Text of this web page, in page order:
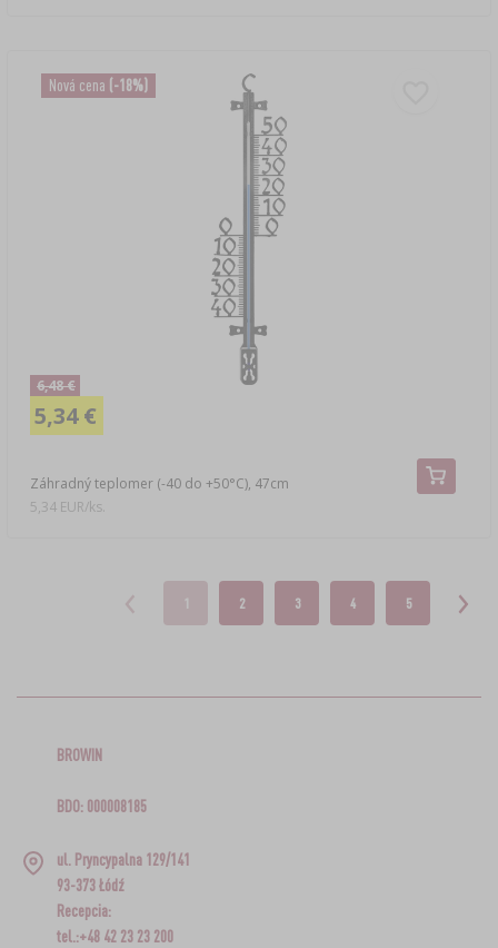
Nová cena (-18%)
Záhradný teplomer (-40 do +50°C), 47cm
6,48 €
5,34 €
5,34 EUR/ks.
1 2 3 4 5
BROWIN
BDO: 000008185
ul. Pryncypalna 129/141
93-373 Łódź
Recepcia:
tel.:+48 42 23 23 200